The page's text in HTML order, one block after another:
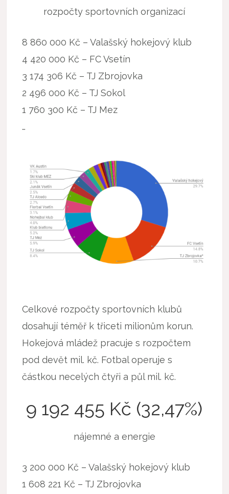
rozpočty sportovních organizací
8 860 000 Kč – Valašský hokejový klub
4 420 000 Kč – FC Vsetín
3 174 306 Kč – TJ Zbrojovka
2 496 000 Kč – TJ Sokol
1 760 300 Kč – TJ Mez
…
Celkové rozpočty sportovních klubů
dosahují téměř k třiceti milionům korun.
Hokejová mládež pracuje s rozpočtem
pod devět mil. kč. Fotbal operuje s
částkou necelých čtyři a půl mil. kč.
9 192 455 Kč (32,47%)
nájemné a energie
3 200 000 Kč – Valašský hokejový klub
1 608 221 Kč – TJ Zbrojovka